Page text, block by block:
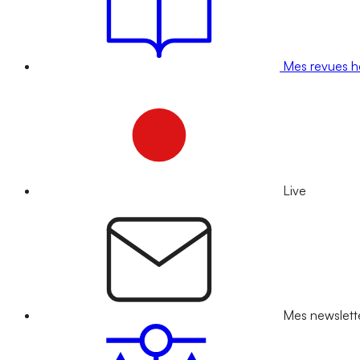
Mes revues
Live
Mes